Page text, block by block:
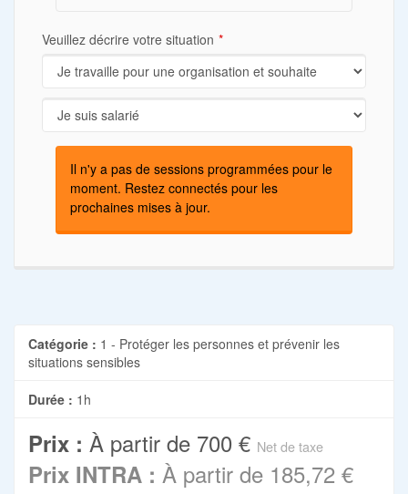
Veuillez décrire votre situation
Il n'y a pas de sessions programmées pour le
moment. Restez connectés pour les
prochaines mises à jour.
Catégorie : 1 - Protéger les personnes et prévenir les
situations sensibles
Durée : 1h
Prix : À partir de 700 € Net de taxe
Prix INTRA : À partir de 185,72 €